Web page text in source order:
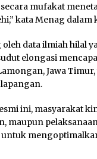
mufakat
kata Menag
data ilmiah hilal
elongasi
Jawa
ini, masyarakat
maupun